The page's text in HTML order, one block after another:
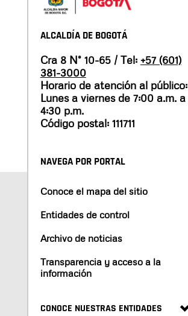
ALCALDÍA DE BOGOTÁ
Cra 8 N° 10-65 / Tel: +57 (601)
381-3000
Horario de atención al público:
Lunes a viernes de 7:00 a.m. a
4:30 p.m.
Código postal: 111711
NAVEGA POR PORTAL
Conoce el mapa del sitio
Entidades de control
Archivo de noticias
Transparencia y acceso a la
información
CONOCE NUESTRAS ENTIDADES